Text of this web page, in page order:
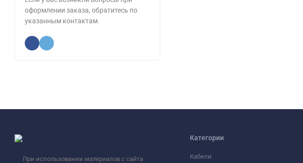
оформлении заказа, обратитесь по
указанным контактам.
При использовании материалов с сайта
Категории
Кабели